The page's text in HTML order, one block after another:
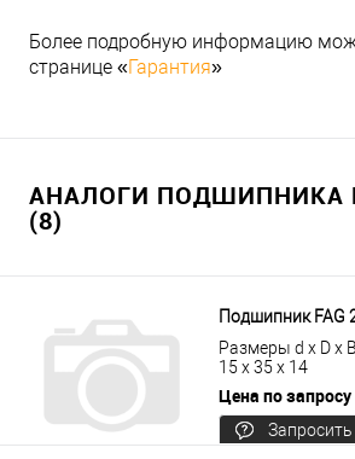
Более подробную информацию
странице «Гарантия»
АНАЛОГИ ПОДШИПНИКА
(8)
Подшипник FAG
Размеры d x D x B
15 x 35 x 14
Цена по запросу
Запросить